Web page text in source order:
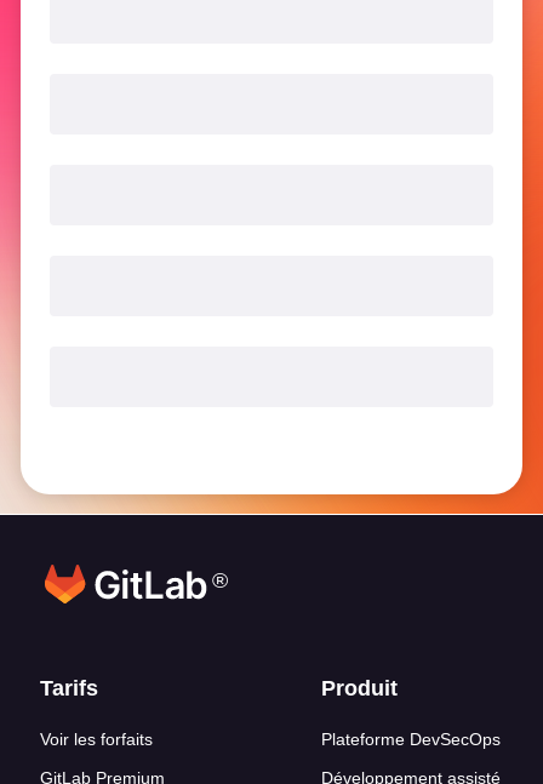
®
Liens en bas de page
Tarifs
Voir les forfaits
GitLab Premium
Produit
Plateforme DevSecOps
Développement assisté